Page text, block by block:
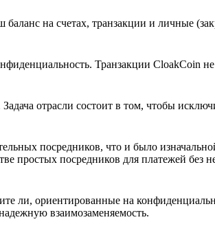
на счетах, транзакции и личные
Транзакции CloakCoin
отрасли состоит в том, чтобы
посредников, что и было
простых посредников для платежей без
ли, ориентированные на
взаимозаменяемость.